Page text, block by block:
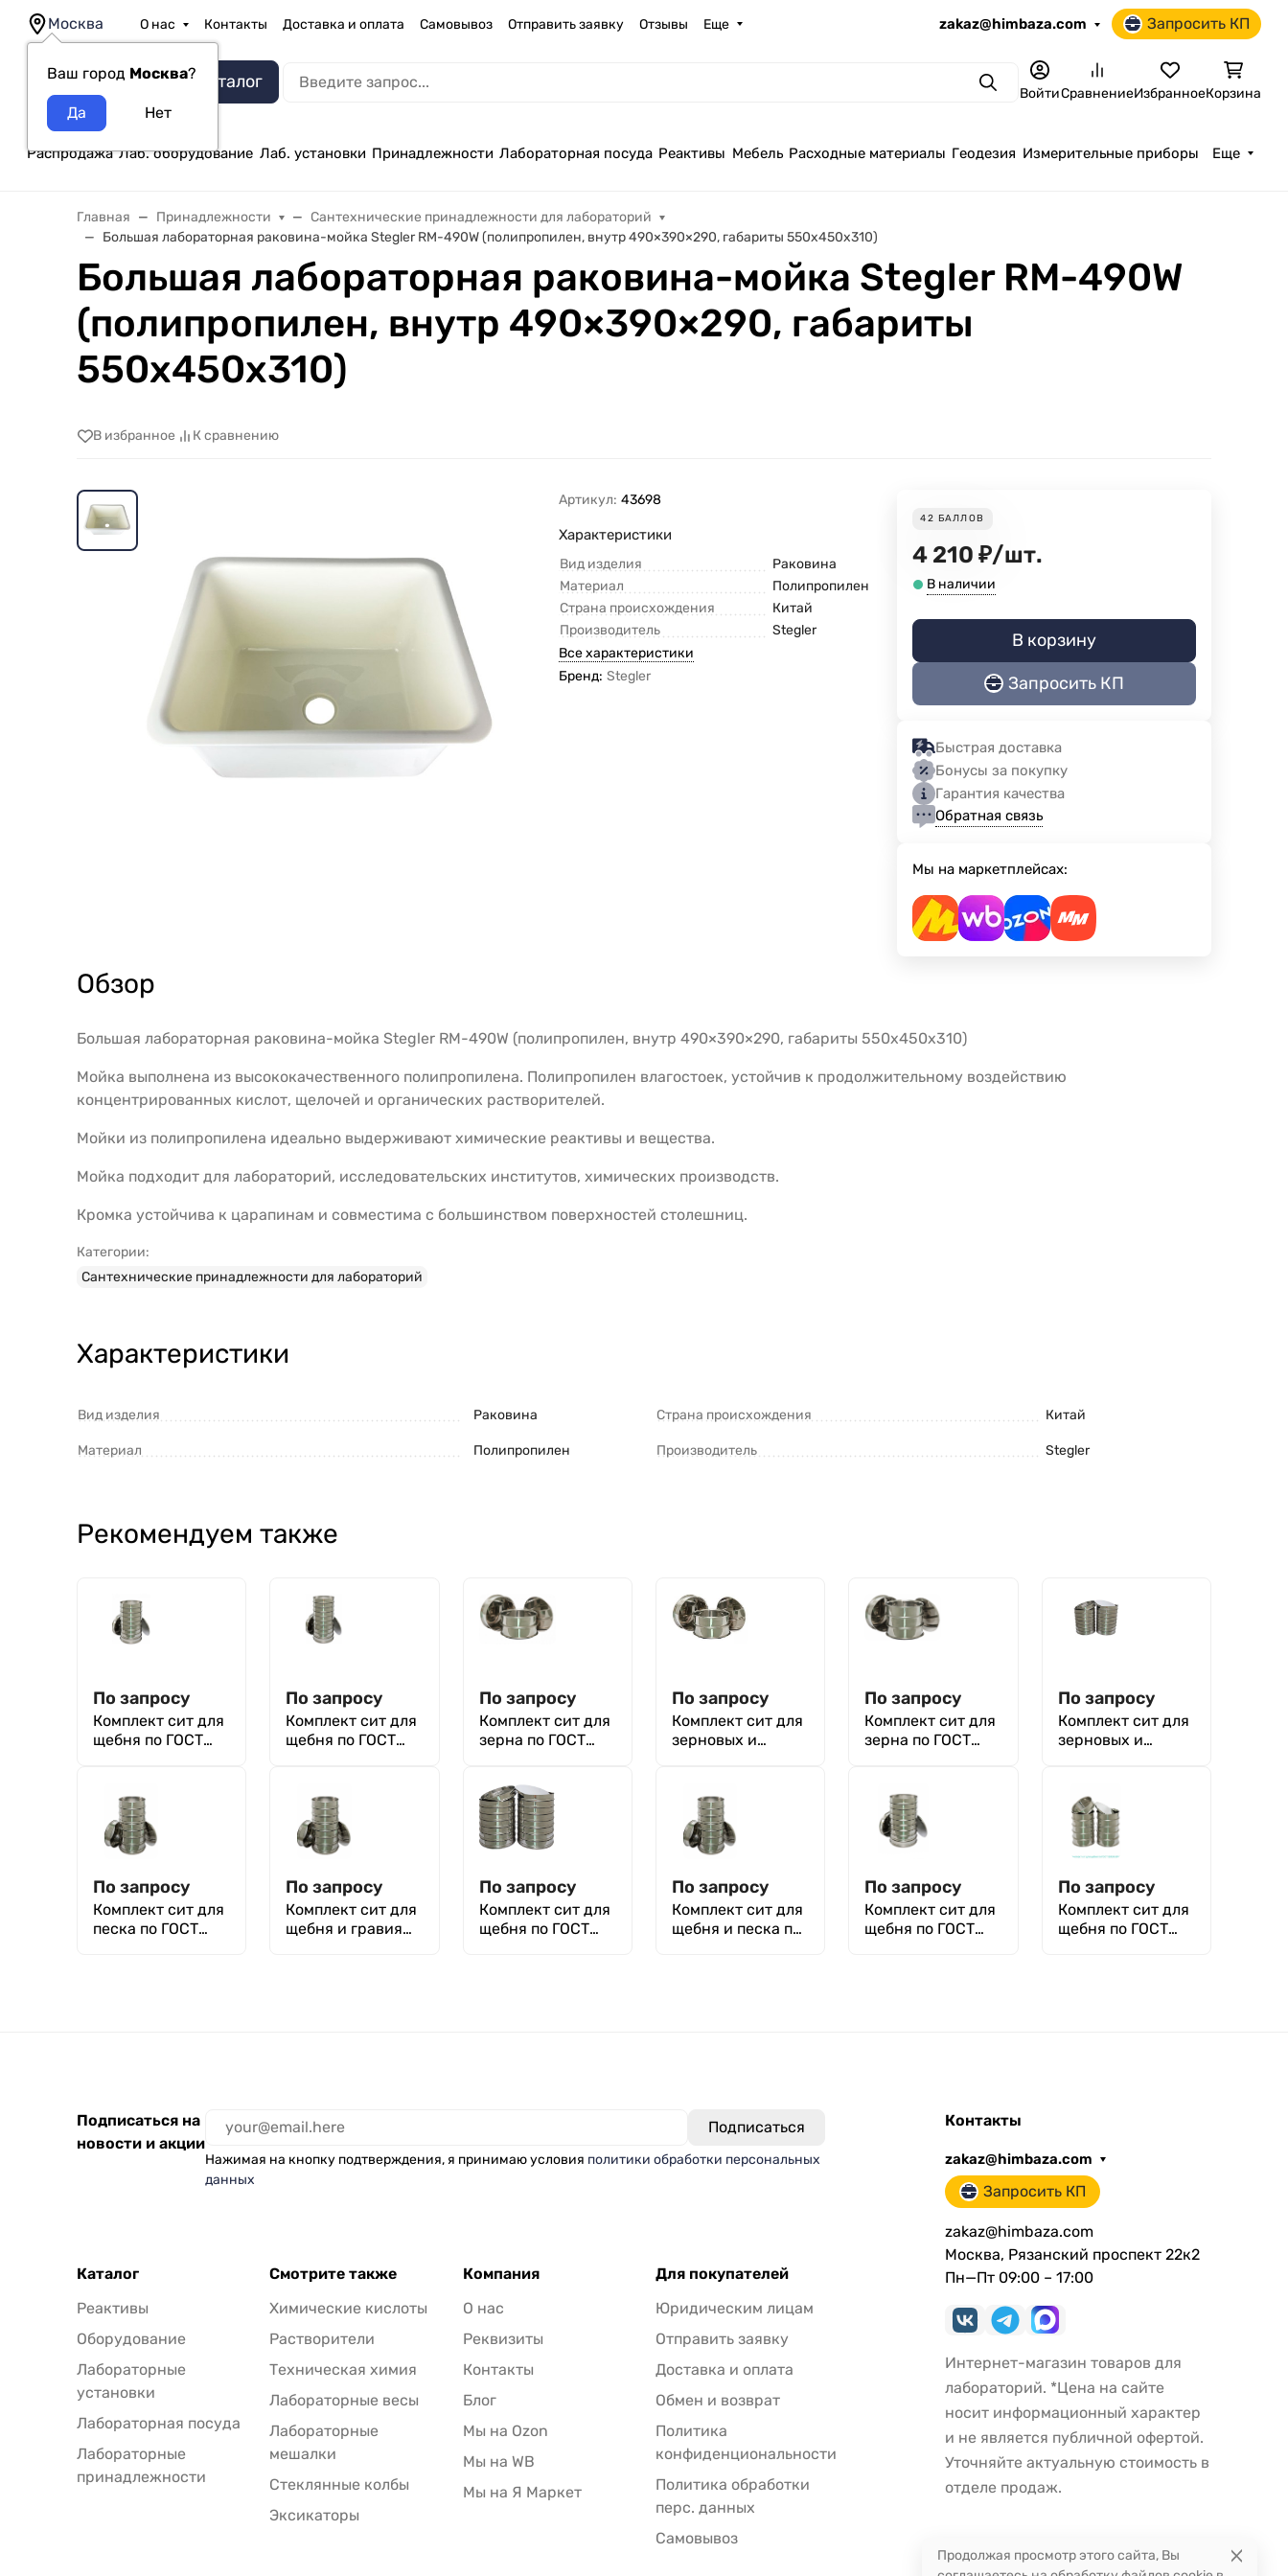
Москва
Ваш город Москва?
О нас Контакты Доставка и оплата Самовывоз Отправить заявку Отзывы Еще zakaz@himbaza.com Запросить КП
Каталог ПоискВойтиСравнениеИзбранноеКорзина
Распродажа Лаб. оборудование Лаб. установки Принадлежности Лабораторная посуда Реактивы Мебель Расходные материалы Геодезия Измерительные приборы Еще
Главная Принадлежности
Сантехнические принадлежности для лабораторий
Большая лабораторная раковина-мойка Stegler RM-490W (полипропилен, внутр 490×390×290, габариты 550х450х310)
Большая лабораторная раковина-мойка Stegler RM-490W
(полипропилен, внутр 490×390×290, габариты
550х450х310)
В избранное К сравнению
Артикул: 43698
Характеристики
Вид изделия
Раковина
Материал
Полипропилен
Страна происхождения
Китай
Производитель
Stegler
Все характеристики
Бренд: Stegler
42 БАЛЛОВ
4 210 ₽/шт.
В наличии
В корзину
Запросить КП
Быстрая доставка
Бонусы за покупку
Гарантия качества
Обратная связь
Мы на маркетплейсах:
Обзор
Большая лабораторная раковина-мойка Stegler RM-490W (полипропилен, внутр 490×390×290, габариты 550х450х310)
Мойка выполнена из высококачественного полипропилена. Полипропилен влагостоек, устойчив к продолжительному воздействию
концентрированных кислот, щелочей и органических растворителей.
Мойки из полипропилена идеально выдерживают химические реактивы и вещества.
Мойка подходит для лабораторий, исследовательских институтов, химических производств.
Кромка устойчива к царапинам и совместима с большинством поверхностей столешниц.
Категории:
Сантехнические принадлежности для лабораторий
Характеристики
Вид изделия Раковина
Материал Полипропилен
Страна происхождения Китай
Производитель Stegler
Рекомендуем также
По запросу
Комплект сит для
щебня по ГОСТ
По запросу
Комплект сит для
щебня по ГОСТ
По запросу
Комплект сит для
зерна по ГОСТ
По запросу
Комплект сит для
зерновых и
По запросу
Комплект сит для
зерна по ГОСТ
По запросу
Комплект сит для
зерновых и
По запросу
Комплект сит для
песка по ГОСТ
По запросу
Комплект сит для
щебня и гравия
По запросу
Комплект сит для
щебня по ГОСТ
По запросу
Комплект сит для
щебня и песка по
По запросу
Комплект сит для
щебня по ГОСТ
По запросу
Комплект сит для
щебня по ГОСТ
Подписаться на
новости и акции
Нажимая на кнопку подтверждения, я принимаю условия политики обработки персональных
данных
Каталог
Реактивы
Оборудование
Лабораторные
установки
Лабораторная посуда
Лабораторные
принадлежности
Смотрите также
Химические кислоты
Растворители
Техническая химия
Лабораторные весы
Лабораторные
мешалки
Стеклянные колбы
Эксикаторы
Компания
О нас
Реквизиты
Контакты
Блог
Мы на Ozon
Мы на WB
Мы на Я Маркет
Для покупателей
Юридическим лицам
Отправить заявку
Доставка и оплата
Обмен и возврат
Политика
конфиденциональности
Политика обработки
перс. данных
Самовывоз
Контакты
zakaz@himbaza.com
Запросить КП
zakaz@himbaza.com
Москва, Рязанский проспект 22к2
Пн—Пт 09:00 – 17:00
Интернет-магазин товаров для
лабораторий. *Цена на сайте
носит информационный характер
и не является публичной офертой.
Уточняйте актуальную стоимость в
отделе продаж.
Продолжая просмотр этого сайта, Вы